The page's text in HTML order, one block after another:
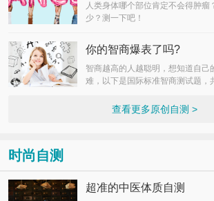
人类身体哪个部位肯定不会得肿瘤
少？测一下吧！
你的智商爆表了吗?
智商越高的人越聪明，想知道自己
难，以下是国际标准智商测试题，
查看更多原创自测 >
时尚自测
超准的中医体质自测